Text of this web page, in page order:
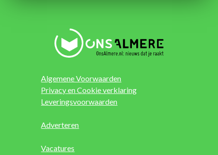
Algemene Voorwaarden
Privacy en Cookie verklaring
Leveringsvoorwaarden
Adverteren
Vacatures